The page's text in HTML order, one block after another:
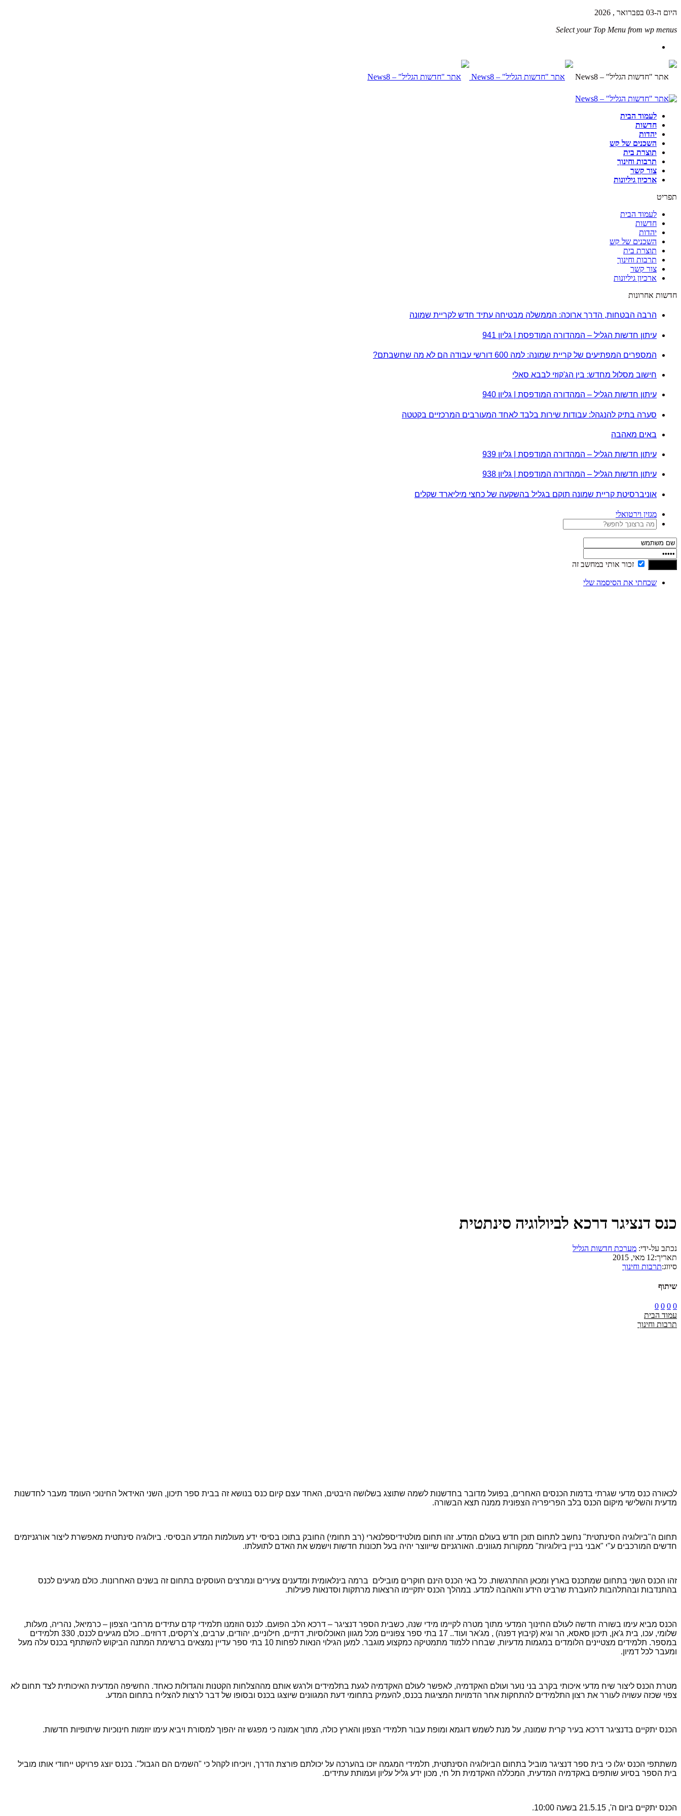
היום ה-03 בפברואר , 2026
Select your Top Menu from wp menus
לעמוד הבית
חדשות
יהדות
השכנים של קש
תוצרת בית
תרבות וחינוך
צור קשר
ארכיון גיליונות
תפריט
לעמוד הבית
חדשות
יהדות
השכנים של קש
תוצרת בית
תרבות וחינוך
צור קשר
ארכיון גיליונות
חדשות אחרונות
הרבה הבטחות, הדרך ארוכה: הממשלה מבטיחה עתיד חדש לקריית שמונה
עיתון חדשות הגליל – המהדורה המודפסת | גליון 941
המספרים המפתיעים של קריית שמונה: למה 600 דורשי עבודה הם לא מה שחשבתם?
חישוב מסלול מחדש: בין הג'קוזי לבבא סאלי
עיתון חדשות הגליל – המהדורה המודפסת | גליון 940
סערה בתיק להנגהל: עבודות שירות בלבד לאחד המעורבים המרכזיים בקטטה
באים מאהבה
עיתון חדשות הגליל – המהדורה המודפסת | גליון 939
עיתון חדשות הגליל – המהדורה המודפסת | גליון 938
אוניברסיטת קריית שמונה תוקם בגליל בהשקעה של כחצי מיליארד שקלים
מגזין וירטואלי
זכור אותי במחשב זה
שכחתי את הסיסמה שלי
כנס דנציגר דרכא לביולוגיה סינתטית
נכתב על-ידי: מערכת חדשות הגליל
תאריך:12 מאי, 2015
סיווג:תרבות וחינוך
שיתוף
0
0
0
0
עמוד הבית
תרבות וחינוך
לכאורה כנס מדעי שגרתי בדמות הכנסים האחרים, בפועל מדובר בחדשנות לשמה שתוצג בשלושה היבטים, האחד עצם קיום כנס בנושא זה בבית ספר תיכון, השני האידאל החינוכי העומד מעבר לחדשנות
מדעית והשלישי מיקום הכנס בלב הפריפריה הצפונית ממנה תצא הבשורה.
תחום ה"ביולוגיה הסינתטית" נחשב לתחום תוכן חדש בעולם המדע. זהו תחום מולטידיספלנארי (רב תחומי) החובק בתוכו בסיסי ידע מעולמות המדע הבסיסי. ביולוגיה סינתטית מאפשרת ליצור אורגניזמים
חדשים המורכבים ע"י "אבני בניין ביולוגיות" ממקורות מגוונים. האורגניזם שייווצר יהיה בעל תכונות חדשות וישמש את האדם לתועלתו.
זהו הכנס השני בתחום שמתכנס בארץ ומכאן ההתרגשות. כל באי הכנס הינם חוקרים מובילים ברמה בינלאומית ומדענים צעירים ונמרצים העוסקים בתחום זה בשנים האחרונות. כולם מגיעים לכנס
בהתנדבות ובהתלהבות להעברת שרביט הידע והאהבה למדע. במהלך הכנס יתקיימו הרצאות מרתקות וסדנאות פעילות.
הכנס מביא עימו בשורה חדשה לעולם החינוך המדעי מתוך מטרה לקיימו מידי שנה, כשבית הספר דנציגר – דרכא הלב הפועם. לכנס הוזמנו תלמידי קדם עתידים מרחבי הצפון – כרמיאל, נהריה, מעלות,
שלומי, עכו, בית ג'אן, תיכון סאסא, הר וגיא (קיבוץ דפנה) , מג'אר ועוד.. 17 בתי ספר צפוניים מכל מגוון האוכלוסיות, דתיים, חילוניים, יהודים, ערבים, צ'רקסים, דרוזים.. כולם מגיעים לכנס, 330 תלמידים
במספר. תלמידים מצטיינים הלומדים במגמות מדעיות, שבחרו ללמוד מתמטיקה כמקצוע מוגבר. למען הגילוי הנאות לפחות 10 בתי ספר עדיין נמצאים ברשימת המתנה הביקוש להשתתף בכנס עלה מעל
ומעבר לכל דמיון.
מטרת הכנס ליצור שיח מדעי איכותי בקרב בני נוער ועולם האקדמיה, לאפשר לעולם האקדמיה לגעת בתלמידים ולרגש אותם מההצלחות הקטנות והגדולות כאחד. החשיפה המדעית האיכותית לצד תחום לא
צפוי שכזה עשויה לעורר את רצון התלמידים להתחקות אחר הדמויות המציגות בכנס, להעמיק בתחומי דעת המגוונים שיוצגו בכנס ובסופו של דבר לרצות להצליח בתחום המדע.
הכנס יתקיים בדנציגר דרכא בעיר קרית שמונה, על מנת לשמש דוגמא ומופת עבור תלמידי הצפון והארץ כולה, מתוך אמונה כי מפגש זה יהפוך למסורת ויביא עימו יוזמות חינוכיות שיתופיות חדשות.
משתתפי הכנס יגלו כי בית ספר דנציגר מוביל בתחום הביולוגיה הסינתטית, תלמידי המגמה יזכו בהערכה על יכולתם פורצת הדרך, ויוכיחו לקהל כי "השמים הם הגבול". בכנס יוצג פרויקט ייחודי אותו מוביל
בית הספר בסיוע שותפים באקדמיה המדעית, המכללה האקדמית תל חי, מכון ידע גליל עליון ועמותת עתידים.
הכנס יתקיים ביום ה', 21.5.15 בשעה 10:00 .